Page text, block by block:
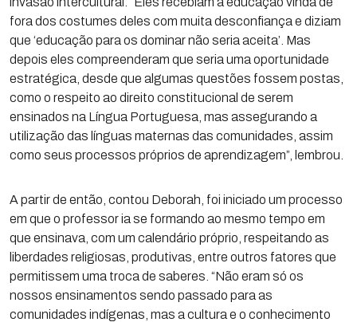
fora dos costumes deles com muita desconfiança e diziam
que ‘educação para os dominar não seria aceita’. Mas
depois eles compreenderam que seria uma oportunidade
estratégica, desde que algumas questões fossem postas,
como o respeito ao direito constitucional de serem
ensinados na Língua Portuguesa, mas assegurando a
utilização das línguas maternas das comunidades, assim
como seus processos próprios de aprendizagem”, lembrou.
A partir de então, contou Deborah, foi iniciado um processo
em que o professor ia se formando ao mesmo tempo em
que ensinava, com um calendário próprio, respeitando as
liberdades religiosas, produtivas, entre outros fatores que
permitissem uma troca de saberes. “Não eram só os
nossos ensinamentos sendo passado para as
comunidades indígenas, mas a cultura e o conhecimento